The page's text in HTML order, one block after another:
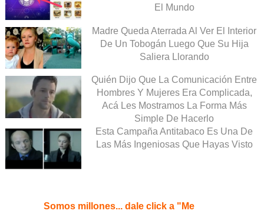
El Mundo
Madre Queda Aterrada Al Ver El Interior
De Un Tobogán Luego Que Su Hija
Saliera Llorando
Quién Dijo Que La Comunicación Entre
Hombres Y Mujeres Era Complicada,
Acá Les Mostramos La Forma Más
Simple De Hacerlo
Esta Campaña Antitabaco Es Una De
Las Más Ingeniosas Que Hayas Visto
Somos millones... dale click a "Me